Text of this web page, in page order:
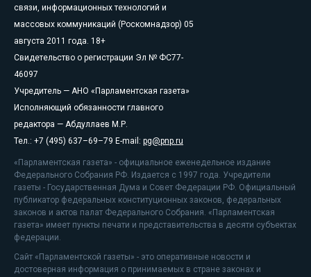
связи, информационных технологий и
массовых коммуникаций (Роскомнадзор) 05
августа 2011 года. 18+
Свидетельство о регистрации Эл № ФС77-
46097
Учредитель — АНО «Парламентская газета»
Исполняющий обязанности главного
редактора — Абдуллаев М.Р.
Тел.: +7 (495) 637–69–79 E-mail: pg@pnp.ru
«Парламентская газета» - официальное еженедельное издание
Федерального Собрания РФ. Издается с 1997 года. Учредители
газеты - Государственная Дума и Совет Федерации РФ. Официальный
публикатор федеральных конституционных законов, федеральных
законов и актов палат Федерального Собрания. «Парламентская
газета» имеет пункты печати и представительства в десяти субъектах
федерации.
Сайт «Парламентской газеты» - это оперативные новости и
достоверная информация о принимаемых в стране законах и